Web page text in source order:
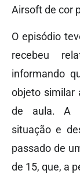
Airsoft de cor
O episódio
recebeu
informando
objeto similar
de aula. A
situação e
passado de
de 15, que, a